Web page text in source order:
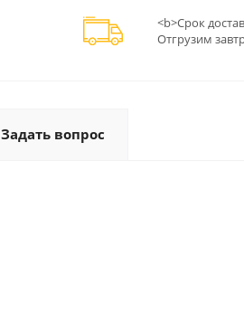
<b>Срок
Отгрузим
Задать вопрос